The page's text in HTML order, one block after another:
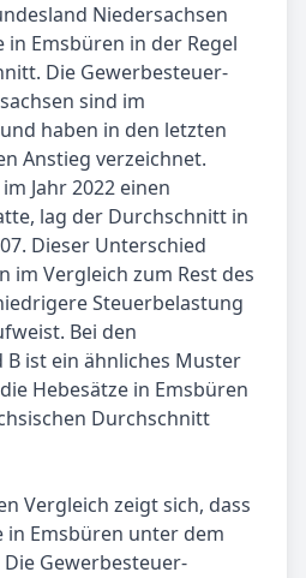
Niedersachsen
in Emsbüren in der Regel
Die Gewerbesteuer-
sind im
haben in den letzten
Anstieg verzeichnet.
Jahr 2022 einen
lag der Durchschnitt in
Dieser Unterschied
im Vergleich zum Rest des
Steuerbelastung
Bei den
ist ein ähnliches Muster
Hebesätze in Emsbüren
Durchschnitt
Vergleich zeigt sich, dass
in Emsbüren unter dem
Gewerbesteuer-